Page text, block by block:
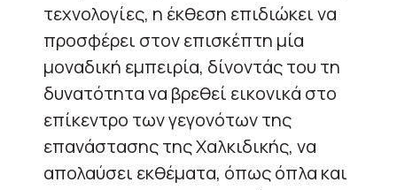
τεχνολογίες, η έκθεση επιδιώκει να
προσφέρει στον επισκέπτη μία
μοναδική εμπειρία, δίνοντάς του τη
δυνατότητα να βρεθεί εικονικά στο
επίκεντρο των γεγονότων της
επανάστασης της Χαλκιδικής, να
απολαύσει εκθέματα, όπως όπλα και